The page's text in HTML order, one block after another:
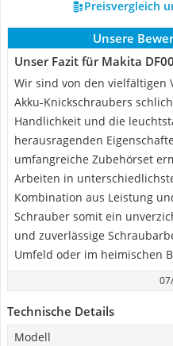
Preisvergleich
Unsere
Unser Fazit für Makita
Wir sind von den vielfältigen
Akku-Knickschraubers
Handlichkeit und die
herausragenden
umfangreiche Zubehörset
Arbeiten in
Kombination aus Leistung
Schrauber somit ein
und zuverlässige
Umfeld oder im heimischen
Technische Details
Modell